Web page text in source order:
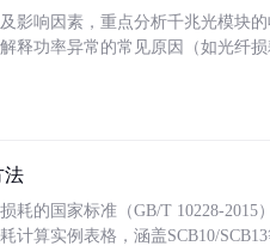
影响因素，重点分析千兆光模块
释功率异常的常见原因（如光纤
法
耗的国家标准（GB/T 10228-2015
计算实例表格，涵盖SCB10/